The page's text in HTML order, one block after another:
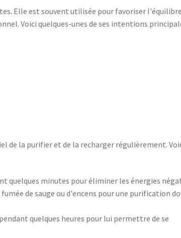
Elle est souvent utilisée pour favoriser l'équilibre
Voici quelques-unes de ses intentions
de la purifier et de la recharger régulièrement.
quelques minutes pour éliminer les énergies
de sauge ou d'encens pour une purification
quelques heures pour lui permettre de se